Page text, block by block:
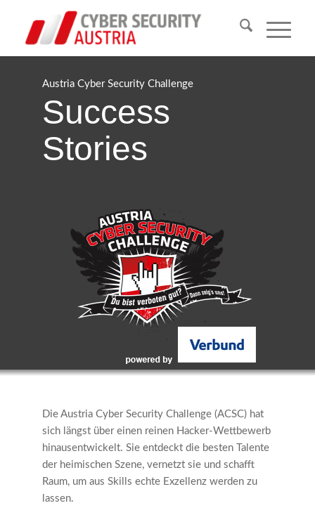
Austria Cyber Security Challenge
Success
Stories
Die Austria Cyber Security Challenge (ACSC) hat
sich längst über einen reinen Hacker-Wettbewerb
hinausentwickelt. Sie entdeckt die besten Talente
der heimischen Szene, vernetzt sie und schafft
Raum, um aus Skills echte Exzellenz werden zu
lassen.